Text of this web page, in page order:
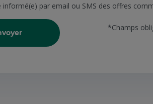
informé(e) par email ou SMS des offres
*Champs